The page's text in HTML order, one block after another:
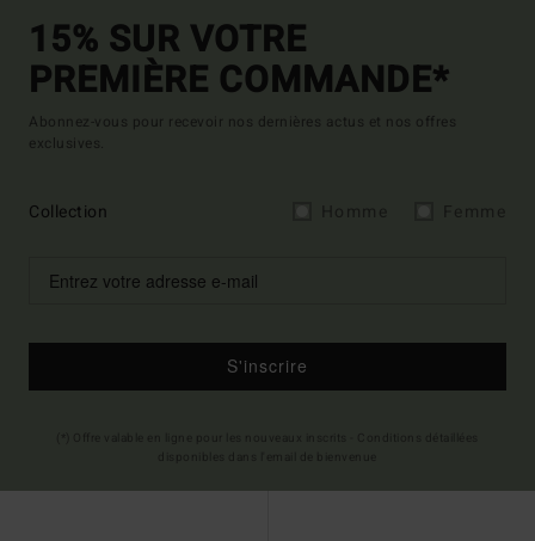
15% SUR VOTRE
PREMIÈRE COMMANDE*
Abonnez-vous pour recevoir nos dernières actus et nos offres
exclusives.
Collection
S'inscrire